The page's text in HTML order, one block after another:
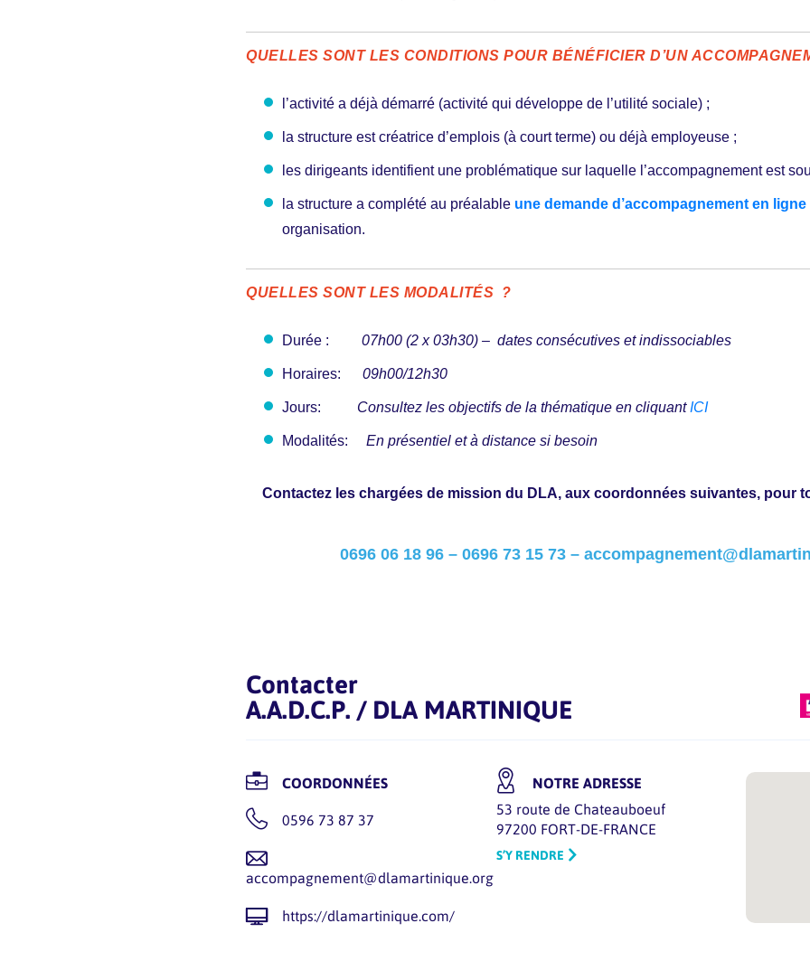
QUELLES SONT LES CONDITIONS POUR BÉNÉFICIER D’UN
l’activité a déjà démarré (activité qui développe de l’utilité sociale) ;
la structure est créatrice d’emplois (à court terme) ou déjà employeuse ;
les dirigeants identifient une problématique sur laquelle l’accompagnement est
la structure a complété au préalable une demande d’accompagnement en ligne
organisation.
QUELLES SONT LES MODALITÉS ?
Durée : 07h00 (2 x 03h30) – dates consécutives et indissociables
Horaires: 09h00/12h30
Jours: Consultez les objectifs de la thématique en cliquantICI
Modalités: En présentiel et à distance si besoin
Contactez les chargées de mission du DLA, aux coordonnées suivantes, pour
0696 06 18 96 – 0696 73 15 73 –
Contacter
A.A.D.C.P. / DLA MARTINIQUE
COORDONNÉES
0596 73 87 37
accompagnement@dlamartinique.org
https://dlamartinique.com/
NOTRE ADRESSE
53 route de Chateauboeuf
97200 FORT-DE-FRANCE
S’Y RENDRE